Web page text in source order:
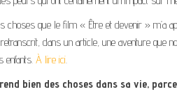
choses que le film « Être et devenir » m’a
retranscrit, dans un article, une aventure
enfants. À lire ici.
bien des choses dans sa vie,